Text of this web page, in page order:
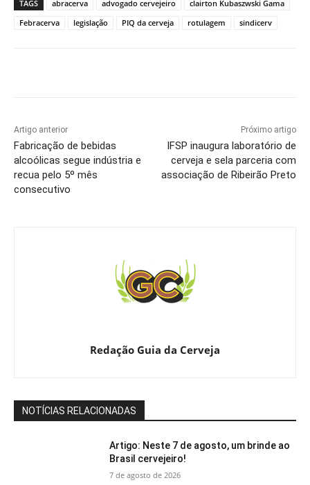
TAGS abracerva advogado cervejeiro
clairton Kubaszwski Gama
Febracerva
legislação PIQ da cerveja rotulagem sindicerv
Artigo anterior
Fabricação de bebidas
alcoólicas segue indústria e
recua pelo 5º mês
consecutivo
Próximo artigo
IFSP inaugura laboratório de
cerveja e sela parceria com
associação de Ribeirão Preto
Redação Guia da Cerveja
NOTÍCIAS RELACIONADAS
Artigo: Neste 7 de agosto, um brinde ao
Brasil cervejeiro!
7 de agosto de 2026